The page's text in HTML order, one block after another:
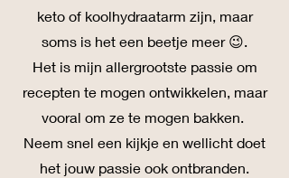
keto of koolhydraatarm zijn, maar
soms is het een beetje meer 😉.
Het is mijn allergrootste passie om
recepten te mogen ontwikkelen, maar
vooral om ze te mogen bakken.
Neem snel een kijkje en wellicht doet
het jouw passie ook ontbranden.